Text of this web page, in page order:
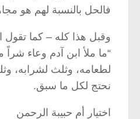
فالحل بالنسبة لهم هو
وقبل هذا كله – كما تقول
“ما ملأ ابن آدم وعاء
لطعامه، وثلث لشرابه،
نحتج لكل ما سبق.
اختيار أم حبيبة الرحمن